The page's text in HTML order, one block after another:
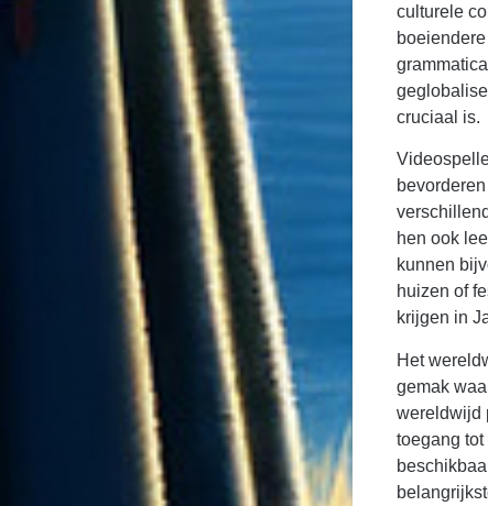
culturele
cruciaal is.
hen ook
kunnen
huizen of
krijgen in
Het
gemak
wereldwijd
toegang